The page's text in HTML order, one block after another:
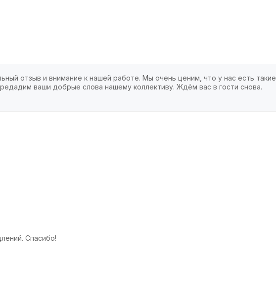
отзыв и внимание к нашей работе. Мы очень ценим, что у нас есть такие
ваши добрые слова нашему коллективу. Ждём вас в гости снова.
Спасибо!